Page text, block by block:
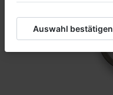
Auswahl bestätigen